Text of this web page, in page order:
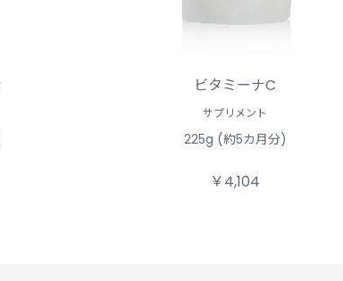
ビタミーナC
サプリメント
225g (約5カ月分)
￥4,104